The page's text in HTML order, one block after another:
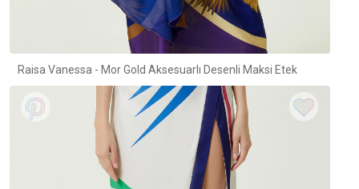
Raisa Vanessa - Mor Gold Aksesuarlı Desenli Maksi Etek